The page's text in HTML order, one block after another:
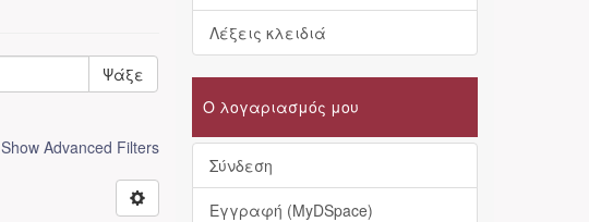
Ψάξε
Show Advanced Filters
Λέξεις κλειδιά
Ο λογαριασμός μου
Σύνδεση
Εγγραφή (MyDSpace)